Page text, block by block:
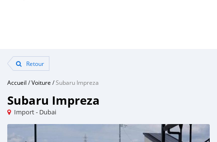
Retour
Accueil /Voiture /Subaru Impreza
Subaru Impreza
Import - Dubai